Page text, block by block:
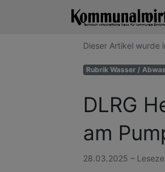
Dieser Artikel wurde
Rubrik Wasser /
DLRG
am
28.03.2025 –